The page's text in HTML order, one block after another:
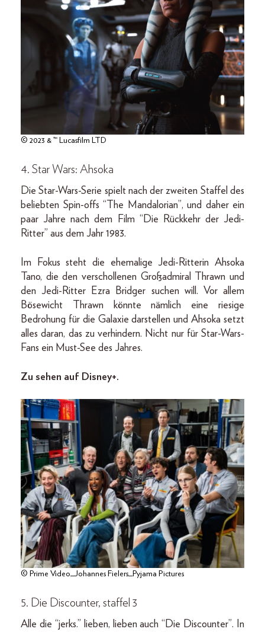
© 2023 & ™ Lucasfilm LTD
4. Star Wars: Ahsoka
Die Star-Wars-Serie spielt nach der zweiten Staffel des
beliebten Spin-offs “The Mandalorian”, und daher ein
paar Jahre nach dem Film “Die Rückkehr der Jedi-
Ritter” aus dem Jahr 1983.
Im Fokus steht die ehemalige Jedi-Ritterin Ahsoka
Tano, die den verschollenen Großadmiral Thrawn und
den Jedi-Ritter Ezra Bridger suchen will. Vor allem
Bösewicht Thrawn könnte nämlich eine riesige
Bedrohung für die Galaxie darstellen und Ahsoka setzt
alles daran, das zu verhindern. Nicht nur für Star-Wars-
Fans ein Must-See des Jahres.
Zu sehen auf Disney+.
© Prime Video_Johannes Fielers_Pyjama Pictures
5. Die Discounter, staffel 3
Alle die “jerks.” lieben, lieben auch “Die Discounter”. In